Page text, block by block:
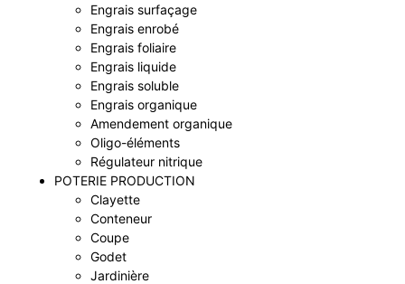
Engrais surfaçage
Engrais enrobé
Engrais foliaire
Engrais liquide
Engrais soluble
Engrais organique
Amendement organique
Oligo-éléments
Régulateur nitrique
POTERIE PRODUCTION
Clayette
Conteneur
Coupe
Godet
Jardinière